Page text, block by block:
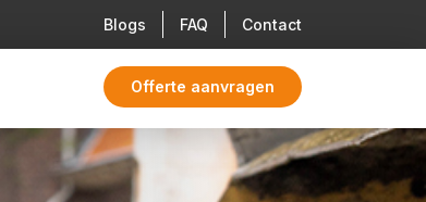
Blogs FAQ Contact
Offerte aanvragen